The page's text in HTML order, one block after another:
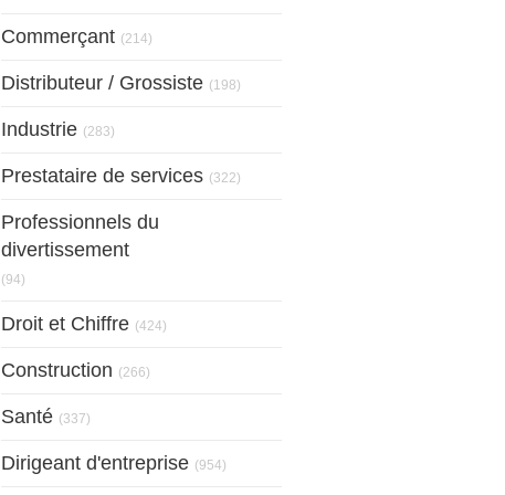
Commerçant (214)
Distributeur / Grossiste (198)
Industrie (283)
Prestataire de services (322)
Professionnels du
divertissement
(94)
Droit et Chiffre (424)
Construction (266)
Santé (337)
Dirigeant d'entreprise (954)